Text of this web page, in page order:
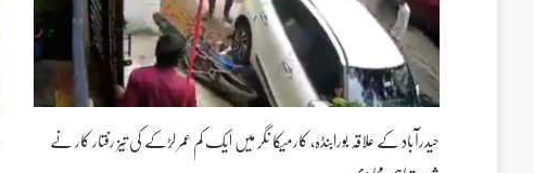
حیدرآباد کے علاقہ بورابنڈہ، کارمیکا نگر میں ایک کم عمر لڑکے کی تیز رفتار کار نے